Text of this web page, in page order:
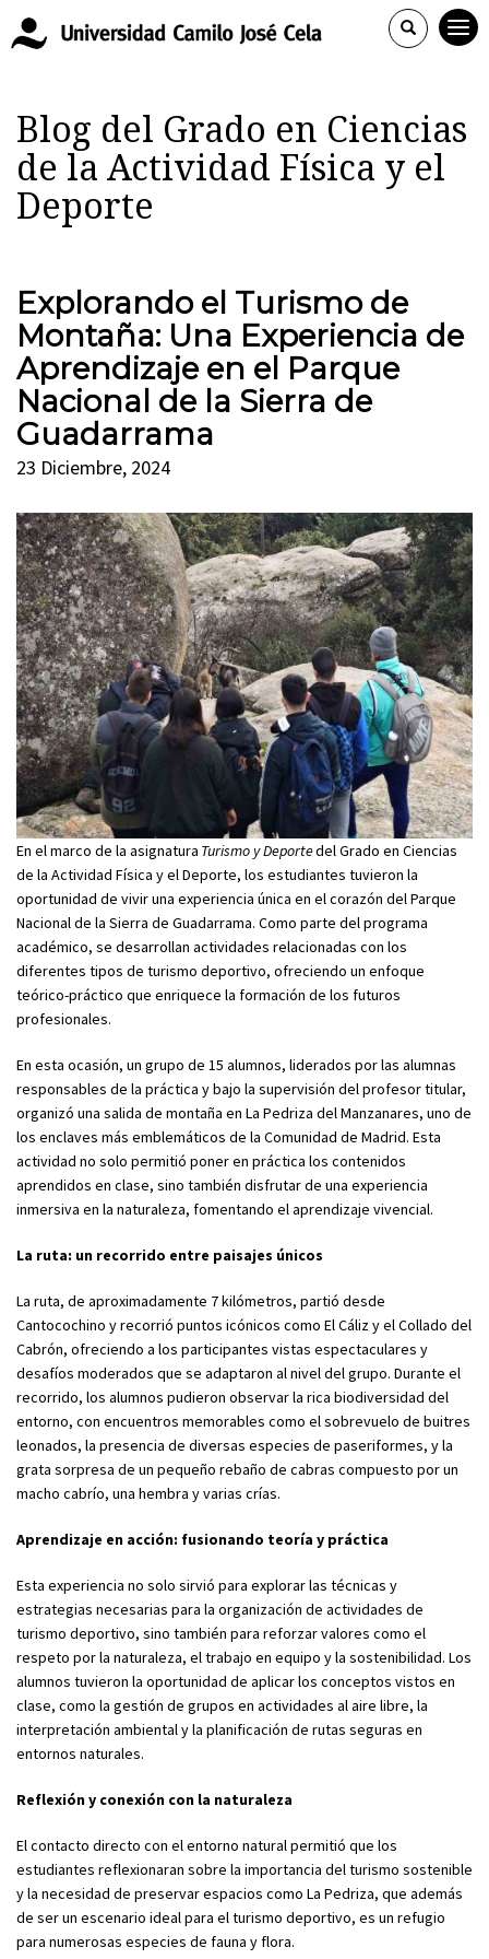
Blog del Grado en Ciencias
de la Actividad Física y el
Deporte
Explorando el Turismo de
Montaña: Una Experiencia de
Aprendizaje en el Parque
Nacional de la Sierra de
Guadarrama
23 Diciembre, 2024
En el marco de la asignatura Turismo y Deportedel Grado en Ciencias
de la Actividad Física y el Deporte, los estudiantes tuvieron la
oportunidad de vivir una experiencia única en el corazón del Parque
Nacional de la Sierra de Guadarrama. Como parte del programa
académico, se desarrollan actividades relacionadas con los
diferentes tipos de turismo deportivo, ofreciendo un enfoque
teórico-práctico que enriquece la formación de los futuros
profesionales.
En esta ocasión, un grupo de 15 alumnos, liderados por las alumnas
responsables de la práctica y bajo la supervisión del profesor titular,
organizó una salida de montaña en La Pedriza del Manzanares, uno de
los enclaves más emblemáticos de la Comunidad de Madrid. Esta
actividad no solo permitió poner en práctica los contenidos
aprendidos en clase, sino también disfrutar de una experiencia
inmersiva en la naturaleza, fomentando el aprendizaje vivencial.
La ruta: un recorrido entre paisajes únicos
La ruta, de aproximadamente 7 kilómetros, partió desde
Cantocochino y recorrió puntos icónicos como El Cáliz y el Collado del
Cabrón, ofreciendo a los participantes vistas espectaculares y
desafíos moderados que se adaptaron al nivel del grupo. Durante el
recorrido, los alumnos pudieron observar la rica biodiversidad del
entorno, con encuentros memorables como el sobrevuelo de buitres
leonados, la presencia de diversas especies de paseriformes, y la
grata sorpresa de un pequeño rebaño de cabras compuesto por un
macho cabrío, una hembra y varias crías.
Aprendizaje en acción: fusionando teoría y práctica
Esta experiencia no solo sirvió para explorar las técnicas y
estrategias necesarias para la organización de actividades de
turismo deportivo, sino también para reforzar valores como el
respeto por la naturaleza, el trabajo en equipo y la sostenibilidad. Los
alumnos tuvieron la oportunidad de aplicar los conceptos vistos en
clase, como la gestión de grupos en actividades al aire libre, la
interpretación ambiental y la planificación de rutas seguras en
entornos naturales.
Reflexión y conexión con la naturaleza
El contacto directo con el entorno natural permitió que los
estudiantes reflexionaran sobre la importancia del turismo sostenible
y la necesidad de preservar espacios como La Pedriza, que además
de ser un escenario ideal para el turismo deportivo, es un refugio
para numerosas especies de fauna y flora.